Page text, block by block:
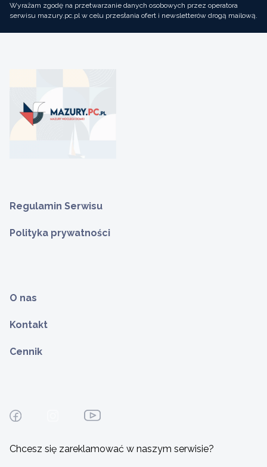
Wyrażam zgodę na przetwarzanie danych osobowych przez operatora
serwisu mazury.pc.pl w celu przesłania ofert i newsletterów drogą mailową.
Regulamin Serwisu
Polityka prywatności
O nas
Kontakt
Cennik
Chcesz się zareklamować w naszym serwisie?